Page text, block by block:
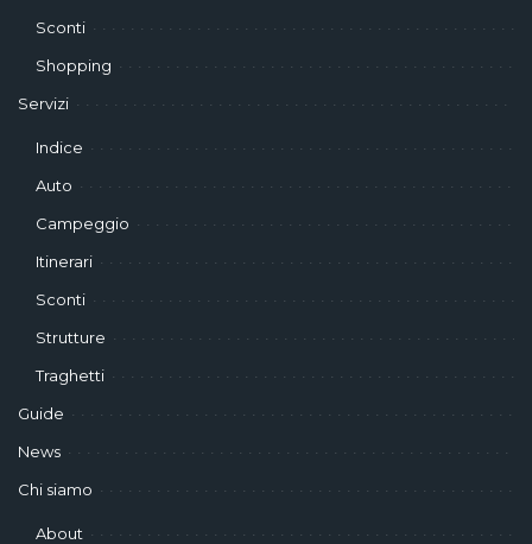
Sconti
Shopping
Servizi
Indice
Auto
Campeggio
Itinerari
Sconti
Strutture
Traghetti
Guide
News
Chi siamo
About